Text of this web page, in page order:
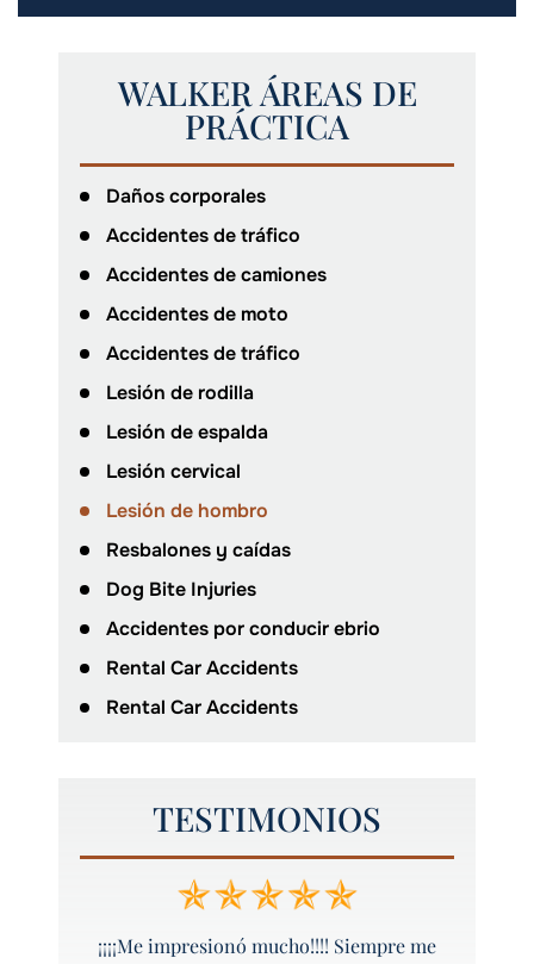
WALKER ÁREAS DE
PRÁCTICA
Daños corporales
Accidentes de tráfico
Accidentes de camiones
Accidentes de moto
Accidentes de tráfico
Lesión de rodilla
Lesión de espalda
Lesión cervical
Lesión de hombro
Resbalones y caídas
Dog Bite Injuries
Accidentes por conducir ebrio
Rental Car Accidents
Rental Car Accidents
TESTIMONIOS
¡¡¡¡Me impresionó mucho!!!! Siempre me